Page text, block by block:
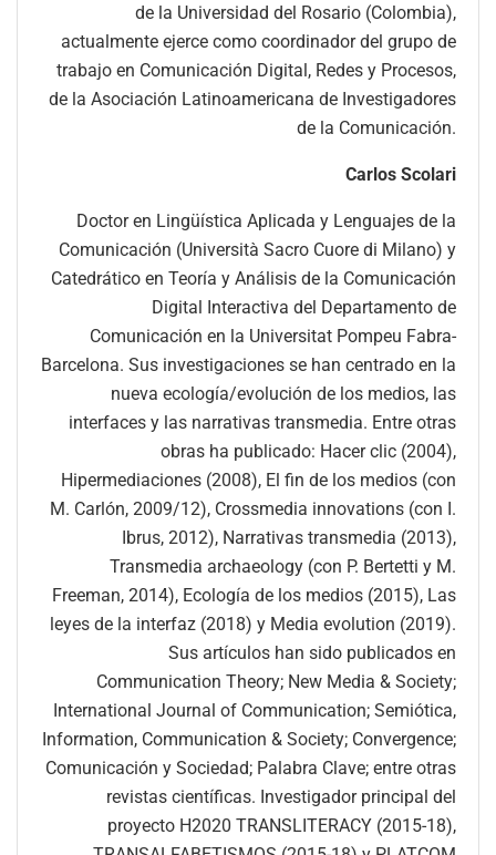
de la Universidad del Rosario (Colombia),
actualmente ejerce como coordinador del grupo de
trabajo en Comunicación Digital, Redes y Procesos,
de la Asociación Latinoamericana de Investigadores
de la Comunicación.
Carlos Scolari
Doctor en Lingüística Aplicada y Lenguajes de la
Comunicación (Università Sacro Cuore di Milano) y
Catedrático en Teoría y Análisis de la Comunicación
Digital Interactiva del Departamento de
Comunicación en la Universitat Pompeu Fabra-
Barcelona. Sus investigaciones se han centrado en la
nueva ecología/evolución de los medios, las
interfaces y las narrativas transmedia. Entre otras
obras ha publicado: Hacer clic (2004),
Hipermediaciones (2008), El fin de los medios (con
M. Carlón, 2009/12), Crossmedia innovations (con I.
Ibrus, 2012), Narrativas transmedia (2013),
Transmedia archaeology (con P. Bertetti y M.
Freeman, 2014), Ecología de los medios (2015), Las
leyes de la interfaz (2018) y Media evolution (2019).
Sus artículos han sido publicados en
Communication Theory; New Media & Society;
International Journal of Communication; Semiótica,
Information, Communication & Society; Convergence;
Comunicación y Sociedad; Palabra Clave; entre otras
revistas científicas. Investigador principal del
proyecto H2020 TRANSLITERACY (2015-18),